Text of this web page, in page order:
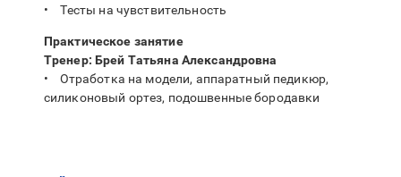
• Тесты на чувствительность
Практическое занятие
Тренер: Брей Татьяна Александровна
• Отработка на модели, аппаратный педикюр,
силиконовый ортез, подошвенные бородавки